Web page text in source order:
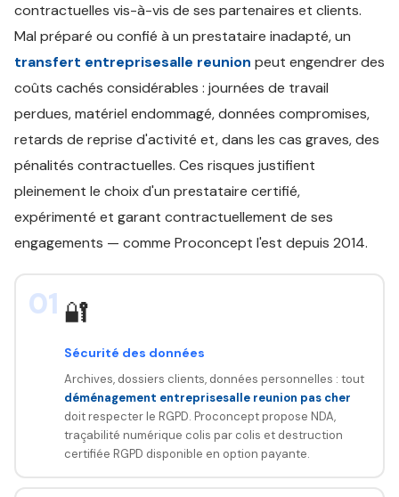
contractuelles vis-à-vis de ses partenaires et clients.
Mal préparé ou confié à un prestataire inadapté, un
transfert entreprisesalle reunion peut engendrer des
coûts cachés considérables : journées de travail
perdues, matériel endommagé, données compromises,
retards de reprise d'activité et, dans les cas graves, des
pénalités contractuelles. Ces risques justifient
pleinement le choix d'un prestataire certifié,
expérimenté et garant contractuellement de ses
engagements — comme Proconcept l'est depuis 2014.
01 🔐
Sécurité des données
Archives, dossiers clients, données personnelles : tout
déménagement entreprisesalle reunion pas cher
doit respecter le RGPD. Proconcept propose NDA,
traçabilité numérique colis par colis et destruction
certifiée RGPD disponible en option payante.